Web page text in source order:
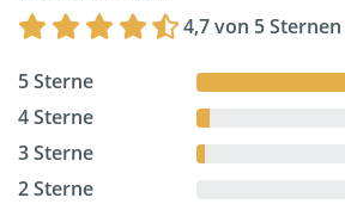
4,7 von 5 Sternen
5 Sterne
4 Sterne
3 Sterne
2 Sterne